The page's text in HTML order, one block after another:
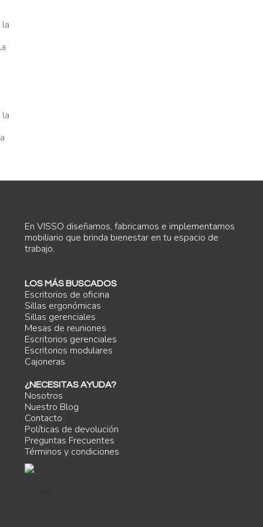
En VISSO diseñamos, fabricamos e implementamos
mobiliario que brinda bienestar en tu espacio de
trabajo.
LOS MÁS BUSCADOS
Escritorios de oficina
Sillas ergonómicas
Sillas gerenciales
Mesas de reuniones
Escritorios gerenciales
Escritorios modulares
Cajoneras
¿NECESITAS AYUDA?
Nosotros
Nuestro Blog
Contacto
Políticas de devolución
Preguntas Frecuentes
Términos y condiciones